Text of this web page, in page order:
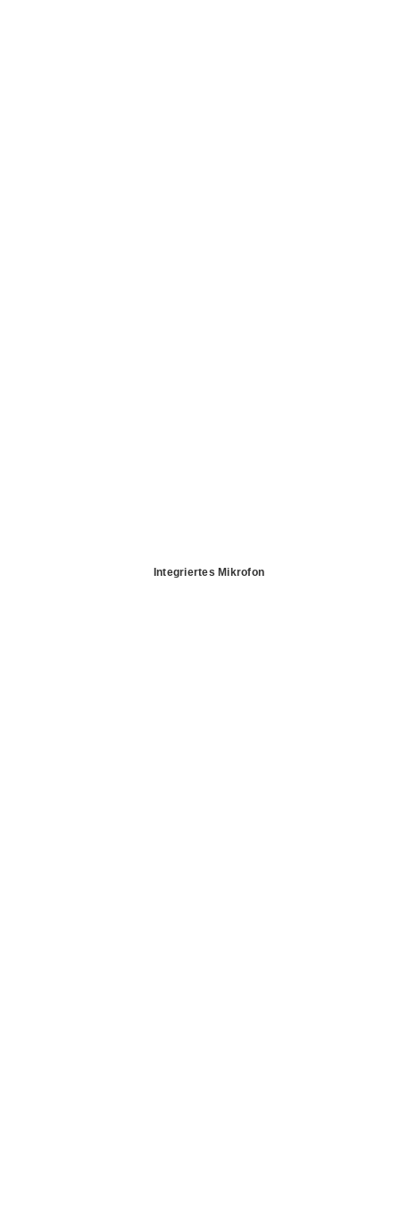
Integriertes Mikrofon